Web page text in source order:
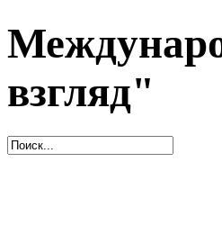
взгляд"